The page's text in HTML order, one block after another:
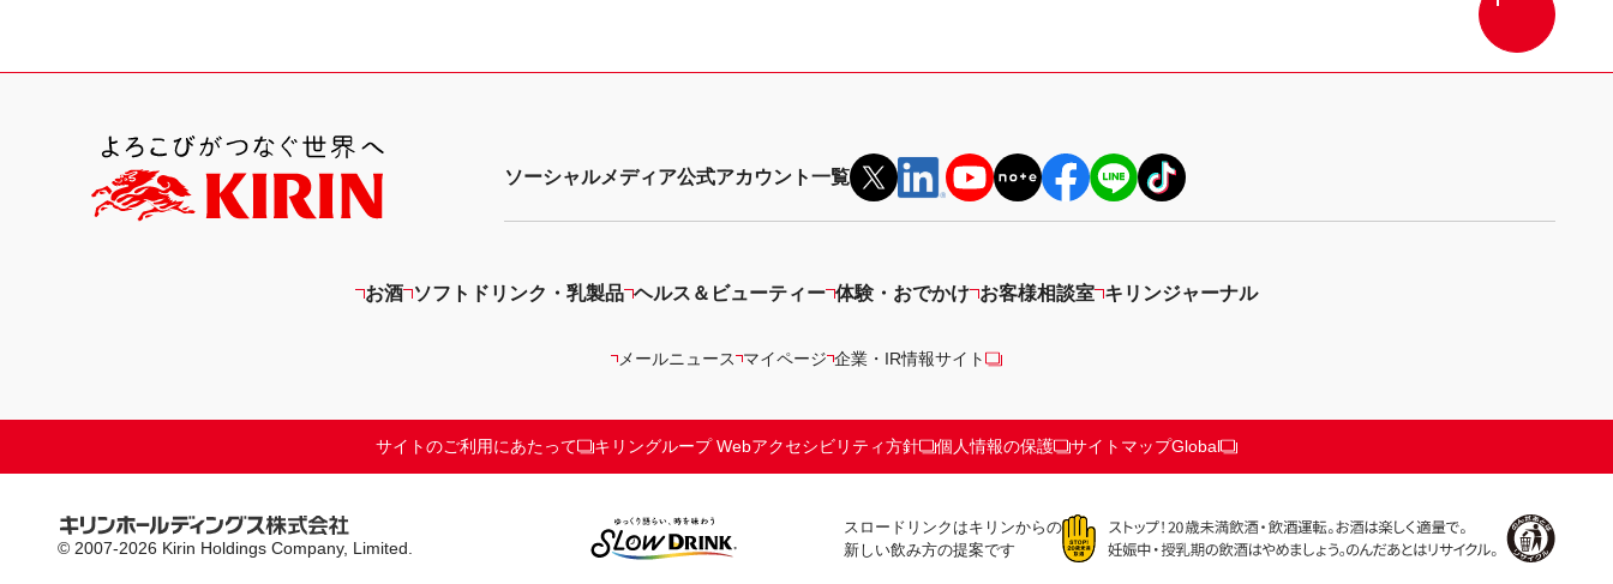
面
最
部
ソーシャルメディア公式アカウント一覧
お酒 ソフトドリンク・乳製品 ヘルス＆ビューティー 体験・おでかけ お客様相談室 キリンジャーナル
メールニュース マイページ 企業・IR情報サイト
サイトのご利用にあたって キリングループ Webアクセシビリティ方針 個人情報の保護 サイトマップGlobal
スロードリンクはキリンからの
新しい飲み方の提案です
© 2007-2026 Kirin Holdings Company, Limited.